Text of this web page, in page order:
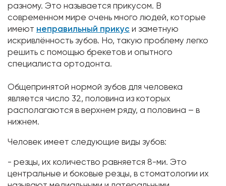
разному. Это называется прикусом. В
современном мире очень много людей, которые
имеют неправильный прикус и заметную
искривлённость зубов. Но, такую проблему легко
решить с помощью брекетов и опытного
специалиста ортодонта.
Общепринятой нормой зубов для человека
является число 32, половина из которых
располагаются в верхнем ряду, а половина – в
нижнем.
Человек имеет следующие виды зубов:
- резцы, их количество равняется 8-ми. Это
центральные и боковые резцы, в стоматологии их